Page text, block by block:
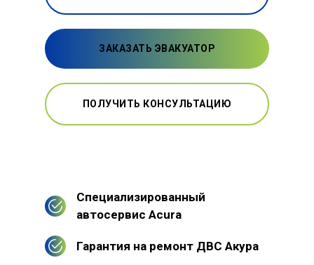
ЗАКАЗАТЬ ЭВАКУАТОР
ПОЛУЧИТЬ КОНСУЛЬТАЦИЮ
Специализированный
автосервис Acura
Гарантия на ремонт ДВС Акура